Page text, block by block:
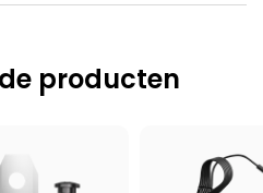
pakket
63 × 49 × 7 cm
producten